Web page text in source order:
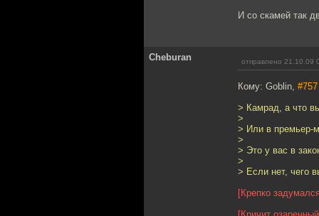
И со скамей так
Cheburan отправлено 21.10.09
Кому: Goblin, #757
> Камрад, а что
>
> Или в премьер-
>
> Это у вас в
>
> Если нет, чего
[Крепко